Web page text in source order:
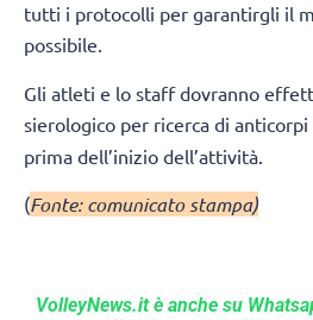
tutti i protocolli per garantirgli il
possibile.
Gli atleti e lo staff dovranno
sierologico per ricerca di anticorpi
prima dell’inizio dell’attività.
(Fonte: comunicato stampa)
VolleyNews.it è anche su